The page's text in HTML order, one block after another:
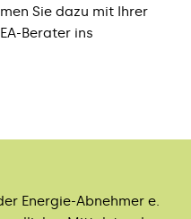
Sie dazu mit Ihrer
Berater ins
Energie-Abnehmer e.